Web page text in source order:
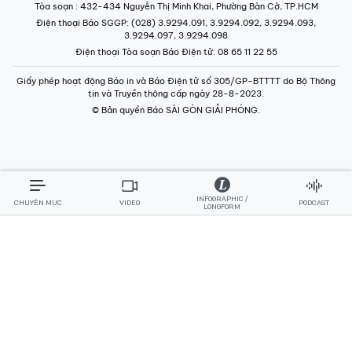
Tòa soạn : 432-434 Nguyễn Thị Minh Khai, Phường Bàn Cờ, TP.HCM
Điện thoại Báo SGGP: (028) 3.9294.091, 3.9294.092, 3.9294.093,
3.9294.097, 3.9294.098
Điện thoại Tòa soạn Báo Điện tử: 08 65 11 22 55
Giấy phép hoạt động Báo in và Báo Điện tử số 305/GP-BTTTT do Bộ Thông
tin và Truyền thông cấp ngày 28-8-2023.
© Bản quyền Báo SÀI GÒN GIẢI PHÓNG.
CHUYÊN MỤC VIDEO
INFOGRAPHIC /
LONGFORM
PODCAST